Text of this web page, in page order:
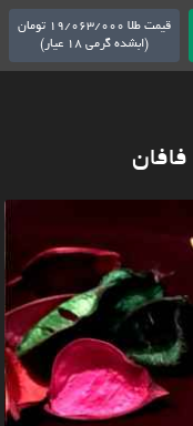
قیمت طلا 19/063/000 تومان
(ابشده گرمی 18 عیار)